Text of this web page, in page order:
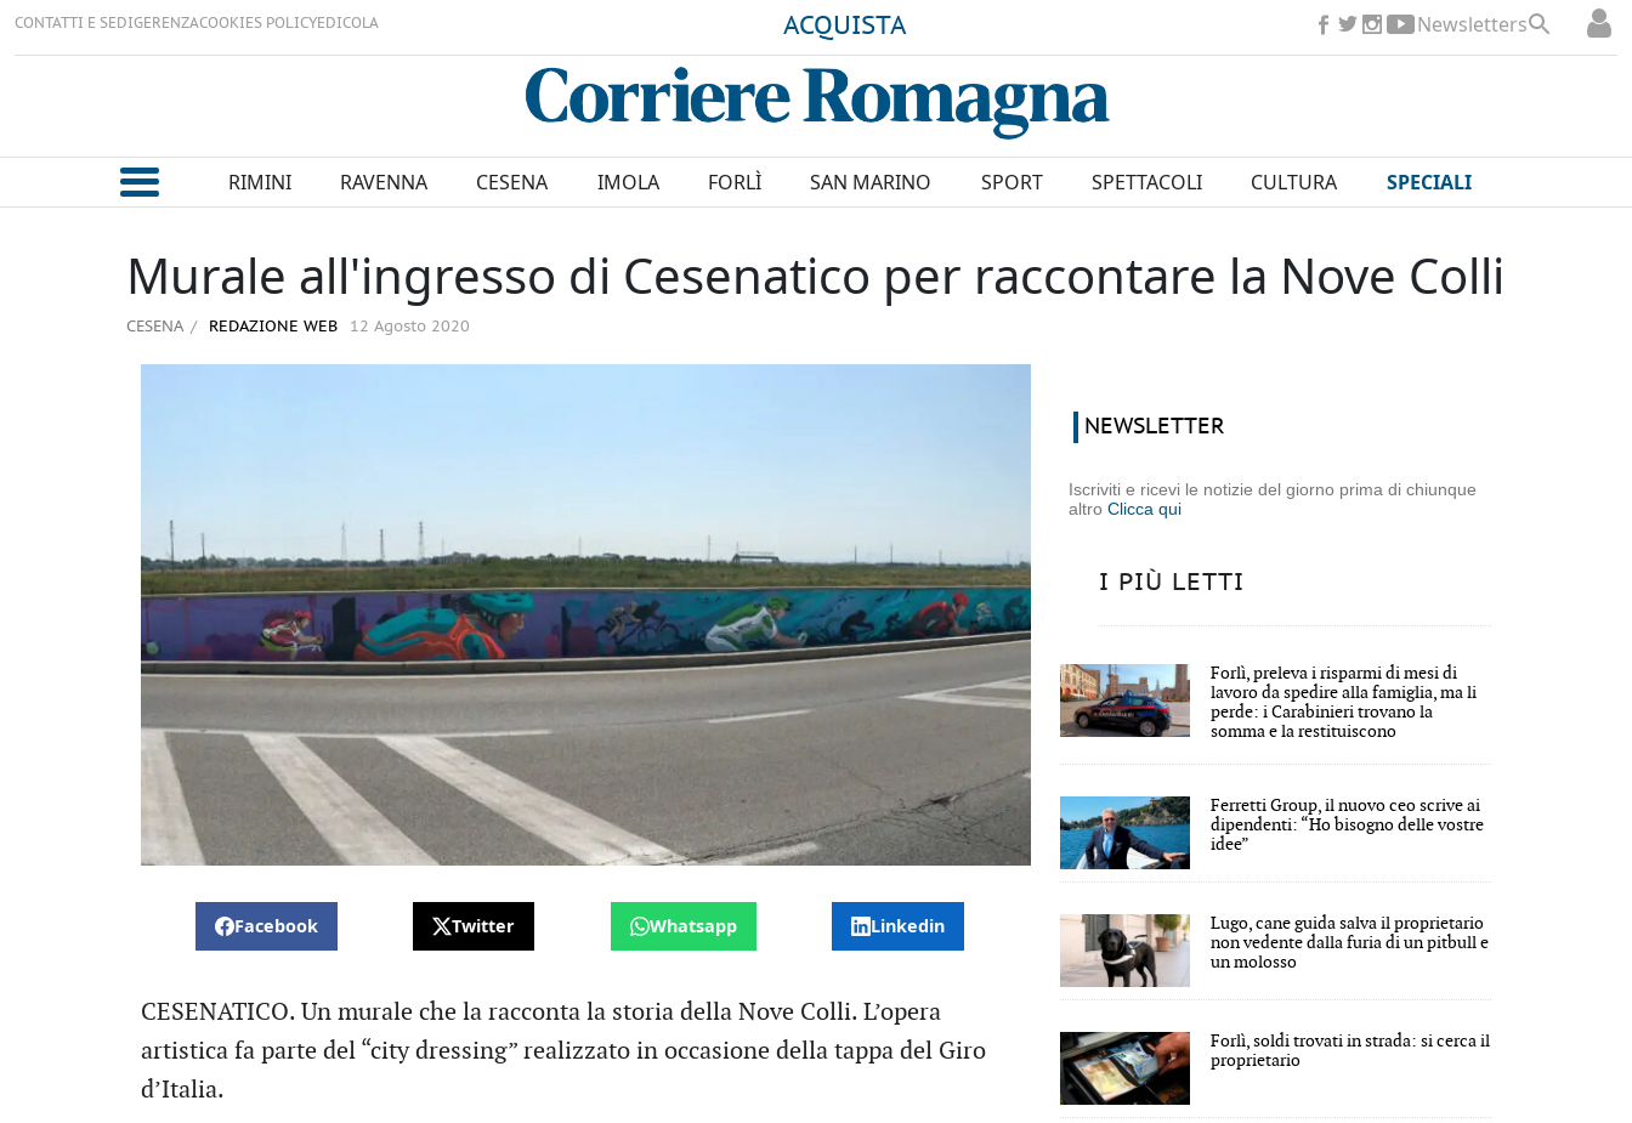
CONTATTI E SEDIGERENZACOOKIES POLICYEDICOLA ACQUISTA Newsletters
RIMINI RAVENNA CESENA IMOLA FORLÌ SAN MARINO SPORT SPETTACOLI CULTURA SPECIALI
Murale all'ingresso di Cesenatico per raccontare la Nove Colli
CESENA REDAZIONE WEB 12 Agosto 2020
Facebook Twitter Whatsapp Linkedin
CESENATICO. Un murale che la racconta la storia della Nove Colli. L’opera
artistica fa parte del “city dressing” realizzato in occasione della tappa del Giro
d’Italia.
NEWSLETTER
Iscriviti e ricevi le notizie del giorno prima di chiunque
altroClicca qui
I PIÙ LETTI
Forlì, preleva i risparmi di mesi di
lavoro da spedire alla famiglia, ma li
perde: i Carabinieri trovano la
somma e la restituiscono
Ferretti Group, il nuovo ceo scrive ai
dipendenti: “Ho bisogno delle vostre
idee”
Lugo, cane guida salva il proprietario
non vedente dalla furia di un pitbull e
un molosso
Forlì, soldi trovati in strada: si cerca il
proprietario